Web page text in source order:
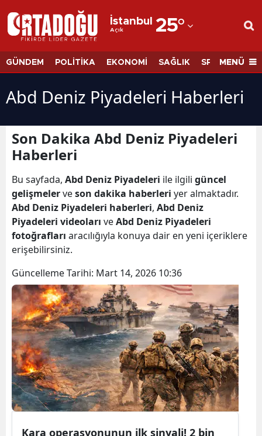
İstanbul
Açık 25°
Adana
Adıyaman
Ağrı
Antalya
Artvin
Aydın
Bilecik
Bingöl
Bitlis
Bolu
Burdur
Bursa
GÜNDEM POLİTİKA EKONOMİ SAĞLIK SPORMENÜ
Abd Deniz Piyadeleri Haberleri
Son Dakika Abd Deniz Piyadeleri
Haberleri
Bu sayfada, Abd Deniz Piyadeleri ile ilgili güncel
gelişmelerveson dakika haberleri yer almaktadır.
Abd Deniz Piyadeleri haberleri, Abd Deniz
Piyadeleri videoları veAbd Deniz Piyadeleri
fotoğrafları aracılığıyla konuya dair en yeni içeriklere
erişebilirsiniz.
Güncelleme Tarihi: Mart 14, 2026 10:36
Kara operasyonunun ilk sinyali! 2 bin